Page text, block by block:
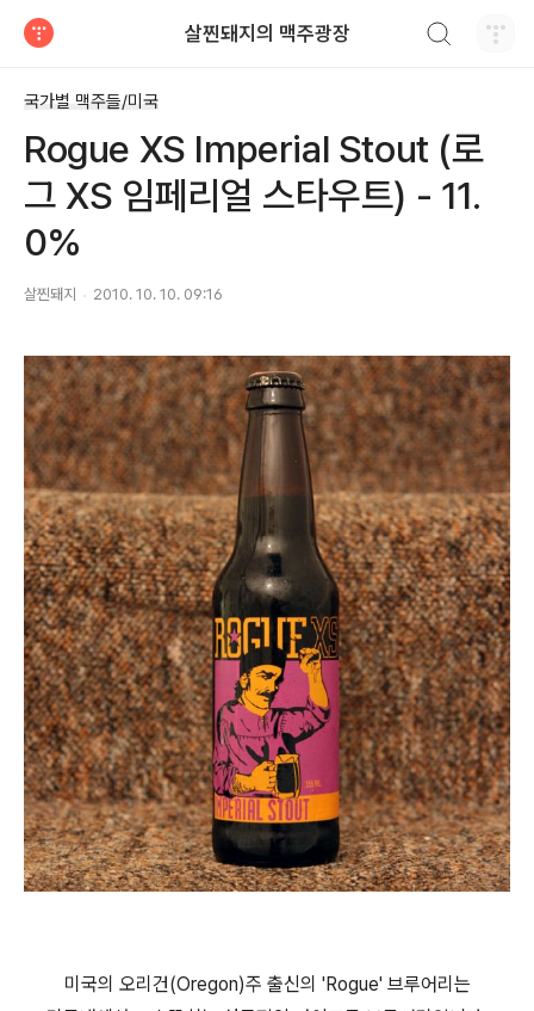
살찐돼지의 맥주광장
국가별 맥주들/미국
Rogue XS Imperial Stout (로
그 XS 임페리얼 스타우트) - 11.
0%
살찐돼지 2010. 10. 10. 09:16
미국의 오리건(Oregon)주 출신의 'Rogue' 브루어리는